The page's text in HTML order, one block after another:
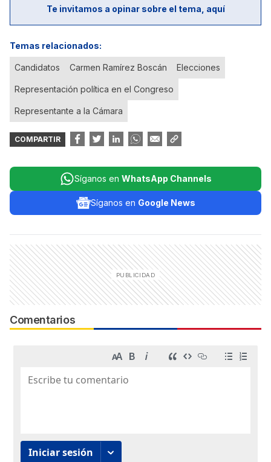
Te invitamos a opinar sobre el tema, aquí
Temas relacionados:
Candidatos Carmen Ramírez Boscán Elecciones
Representación política en el Congreso
Representante a la Cámara
COMPARTIR
Síganos en WhatsApp Channels
Síganos en Google News
Comentarios